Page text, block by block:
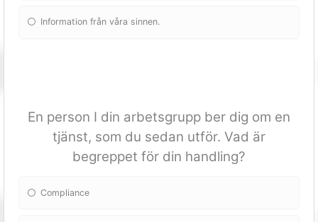
Information från våra sinnen.
En person I din arbetsgrupp ber dig om en
tjänst, som du sedan utför. Vad är
begreppet för din handling?
Compliance